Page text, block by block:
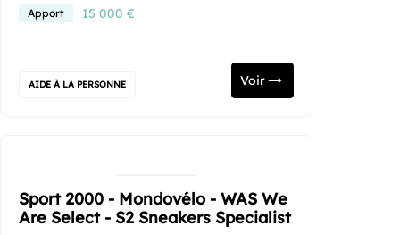
Apport 15 000 €
AIDE À LA PERSONNE Voir
Sport 2000 - Mondovélo - WAS We
Are Select - S2 Sneakers Specialist